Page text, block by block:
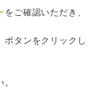
をご確認いただき、
ボタンをクリックし